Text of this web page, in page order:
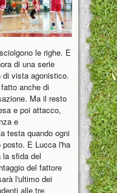
le righe. E
di una serie
di vista agonistico.
anche di
Ma il resto
e poi attacco,
e
testa quando ogni
posto. E Lucca l'ha
sfida del
del fattore
l'ultimo dei
alle tre